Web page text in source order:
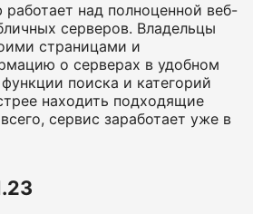
работает над полноценной веб-
серверов. Владельцы
страницами и
о серверах в удобном
поиска и категорий
находить подходящие
сервис заработает уже в